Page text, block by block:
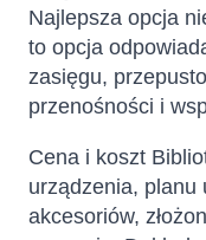
Najlepsza opcja
to opcja
zasięgu,
przenośności i
Cena i koszt
urządzenia, planu
akcesoriów,